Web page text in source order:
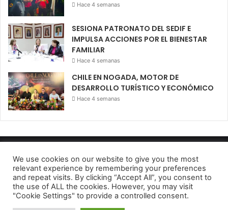
Hace 4 semanas
SESIONA PATRONATO DEL SEDIF E
IMPULSA ACCIONES POR EL BIENESTAR
FAMILIAR
Hace 4 semanas
CHILE EN NOGADA, MOTOR DE
DESARROLLO TURÍSTICO Y ECONÓMICO
Hace 4 semanas
Diario El Oportuno 2022
Aviso de Privacidad
Facebook
TwitterTelegram
We use cookies on our website to give you the most
relevant experience by remembering your preferences
and repeat visits. By clicking “Accept All”, you consent to
the use of ALL the cookies. However, you may visit
"Cookie Settings" to provide a controlled consent.